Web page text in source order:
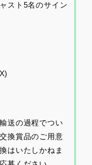
スト5名のサイン
送の過程でつい
換賞品のご用意
はいたしかねま